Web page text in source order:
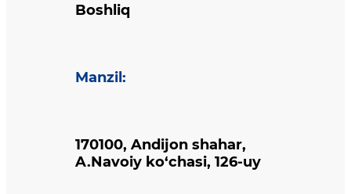
Boshliq
Manzil :
170100, Andijon shahar,
A.Navoiy ko‘chasi, 126-uy